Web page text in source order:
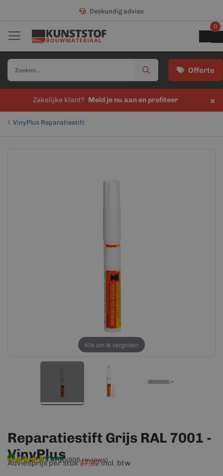
Deskundig advies
Offerte
0
Zakelijke klant? Meld je nu aan en profiteer ×
VinyPlus Reparatiestift
Klik om te vergroten
Reparatiestift Grijs RAL 7001 -
VinyPlus
Op voorraad
9,4/10(906 reviews)
Adviesprijs per stuk37,82incl. btw